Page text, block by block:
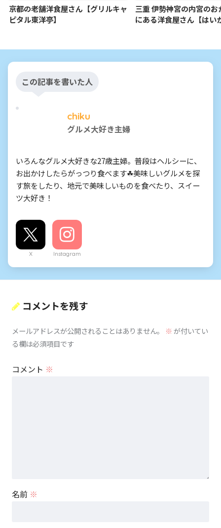
京都の老舗洋食屋さん【グリルキャ
ピタル東洋亭】
三重 伊勢神宮の内宮のお
にある洋食屋さん【はい
この記事を書いた人
chiku
グルメ大好き主婦
いろんなグルメ大好きな27歳主婦。普段はヘルシーに、
お出かけしたらがっつり食べます☘美味しいグルメを探
す旅をしたり、地元で美味しいものを食べたり、スイー
ツ大好き！
X Instagram
コメントを残す
メールアドレスが公開されることはありません。 ※が付いてい
る欄は必須項目です
コメント ※
名前 ※